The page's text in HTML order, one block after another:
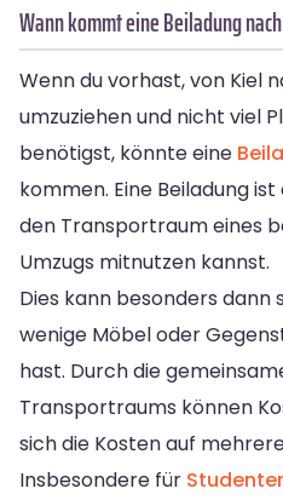
Wann kommt eine Beiladung
Wenn du vorhast, von Kiel
umzuziehen und nicht viel
benötigst, könnte eine
kommen. Eine Beiladung
den Transportraum eines
Umzugs mitnutzen kannst.
Dies kann besonders dann
wenige Möbel oder
hast. Durch die
Transportraums können
sich die Kosten auf
Insbesondere für